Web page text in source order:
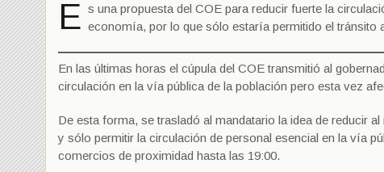
E s una propuesta del COE para reducir fuerte la
economía, por lo que sólo estaría permitido el tránsito
En las últimas horas el cúpula del COE transmitió al
circulación en la vía pública de la población pero esta vez
De esta forma, se trasladó al mandatario la idea de reducir
y sólo permitir la circulación de personal esencial en la vía
comercios de proximidad hasta las 19:00.